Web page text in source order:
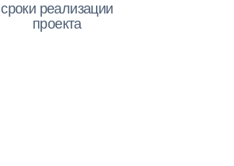
сроки реализации
проекта